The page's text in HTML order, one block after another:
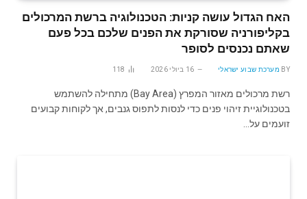
האח הגדול עושה קניות: הטכנולוגיה ברשת המרכולים
בקליפורניה שסורקת את הפנים שלכם בכל פעם
שאתם נכנסים לסופר
BY מערכת שבוע ישראלי 16 ביולי 2026 118
רשת מרכולים מאזור המפרץ (Bay Area) מתחילה להשתמש
בטכנולוגיית זיהוי פנים כדי לנסות לתפוס גנבים, אך לקוחות קבועים
זועמים על…